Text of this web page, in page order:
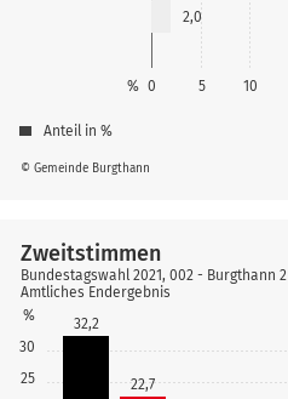
0 5 10
%
2,0
© Gemeinde Burgthann
Anteil in %
25
30
%
32,2
22,7
Zweitstimmen
Bundestagswahl 2021, 002 - Burgthann 2
Amtliches Endergebnis